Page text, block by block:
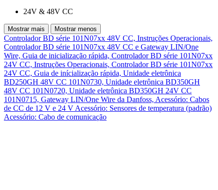
24V & 48V CC
Mostrar mais Mostrar menos
Controlador BD série 101N07xx 48V CC, Instruções Operacionais,
Controlador BD série 101N07xx 48V CC e Gateway LIN/One
Wire, Guia de inicialização rápida, Controlador BD série 101N07xx
24V CC, Instruções Operacionais, Controlador BD série 101N07xx
24V CC, Guia de inícialização rápida, Unidade eletrônica
BD250GH 48V CC 101N0730, Unidade eletrônica BD350GH
48V CC 101N0720, Unidade eletrônica BD350GH 24V CC
101N0715, Gateway LIN/One Wire da Danfoss, Acessório: Cabos
de CC de 12 V e 24 V Acessório: Sensores de temperatura (padrão)
Acessório: Cabo de comunicação